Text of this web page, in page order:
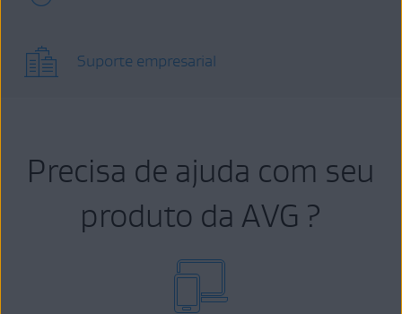
Suporte empresarial
Precisa de ajuda com seu
produto da AVG ?